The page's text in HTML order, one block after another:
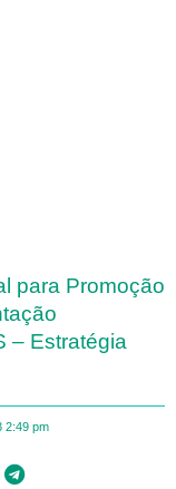
para Promoção
– Estratégia
2:49 pm